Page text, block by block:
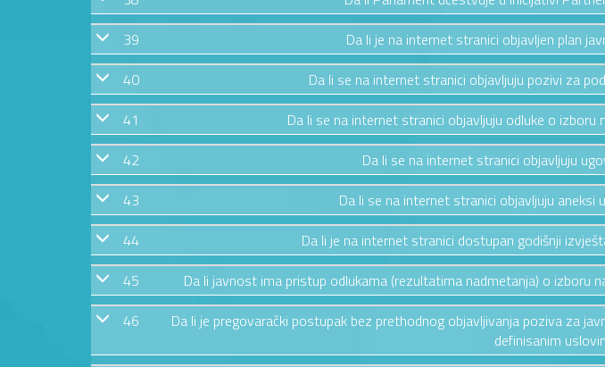
39
Da li je na internet stranici objavljen plan
40
Da li se na internet stranici objavljuju pozivi za
41
Da li se na internet stranici objavljuju odluke o izboru
42
Da li se na internet stranici objavljuju
43
Da li se na internet stranici objavljuju aneksi
44
Da li je na internet stranici dostupan godišnji
45
Da li javnost ima pristup odlukama (rezultatima nadmetanja) o izboru
46
Da li je pregovarački postupak bez prethodnog objavljivanja poziva za
definisanim